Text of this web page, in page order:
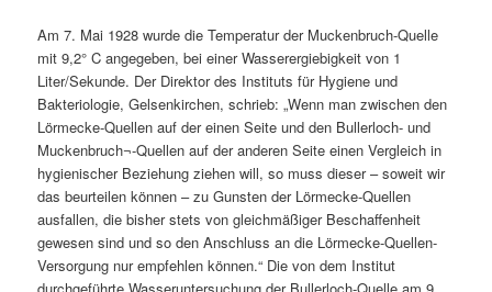
Am 7. Mai 1928 wurde die Temperatur der Muckenbruch-Quelle
mit 9,2° C angegeben, bei einer Wasserergiebigkeit von 1
Liter/Sekunde. Der Direktor des Instituts für Hygiene und
Bakteriologie, Gelsenkirchen, schrieb: „Wenn man zwischen den
Lörmecke-Quellen auf der einen Seite und den Bullerloch- und
Muckenbruch¬-Quellen auf der anderen Seite einen Vergleich in
hygienischer Beziehung ziehen will, so muss dieser – soweit wir
das beurteilen können – zu Gunsten der Lörmecke-Quellen
ausfallen, die bisher stets von gleichmäßiger Beschaffenheit
gewesen sind und so den Anschluss an die Lörmecke-Quellen-
Versorgung nur empfehlen können.“ Die von dem Institut
durchgeführte Wasseruntersuchung der Bullerloch-Quelle am 9.